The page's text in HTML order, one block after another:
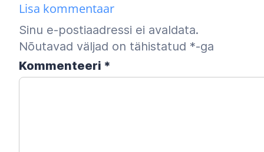
Lisa kommentaar
Sinu e-postiaadressi ei avaldata.
Nõutavad väljad on tähistatud *-ga
Kommenteeri *